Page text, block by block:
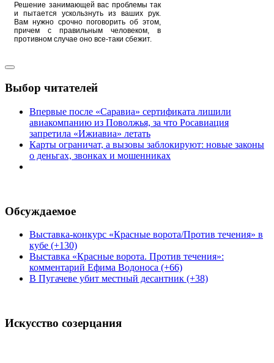
Решение занимающей вас проблемы так
и пытается ускользнуть из ваших рук.
Вам нужно срочно поговорить об этом,
причем с правильным человеком, в
противном случае оно все-таки сбежит.
Выбор читателей
Впервые после «Саравиа» сертификата лишили
авиакомпанию из Поволжья, за что Росавиация
запретила «Ижиавиа» летать
Карты ограничат, а вызовы заблокируют: новые законы
о деньгах, звонках и мошенниках
Обсуждаемое
Выставка-конкурс «Красные ворота/Против течения» в
кубе (+130)
Выставка «Красные ворота. Против течения»:
комментарий Ефима Водоноса (+66)
В Пугачеве убит местный десантник (+38)
Искусство созерцания